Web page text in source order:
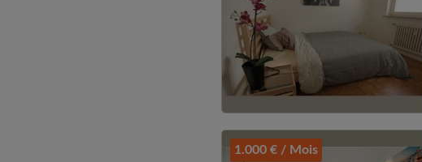
1.000 € / Mois